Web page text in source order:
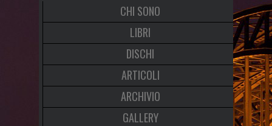
CHI SONO
LIBRI
DISCHI
ARTICOLI
ARCHIVIO
GALLERY